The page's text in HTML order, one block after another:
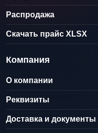
Распродажа
Скачать прайс XLSX
Компания
О компании
Реквизиты
Доставка и документы